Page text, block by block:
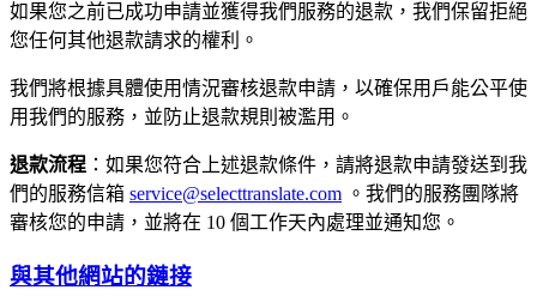
如果您之前已成功申請並獲得我們服務的退款，我們保留拒絕
您任何其他退款請求的權利。
我們將根據具體使用情況審核退款申請，以確保用戶能公平使
用我們的服務，並防止退款規則被濫用。
退款流程 ：如果您符合上述退款條件，請將退款申請發送到我
們的服務信箱 service@selecttranslate.com 。我們的服務團隊將
審核您的申請，並將在 10 個工作天內處理並通知您。
與其他網站的鏈接